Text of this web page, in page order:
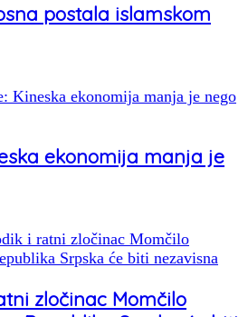
postala islamskom
ekonomija manja je
zločinac Momčilo